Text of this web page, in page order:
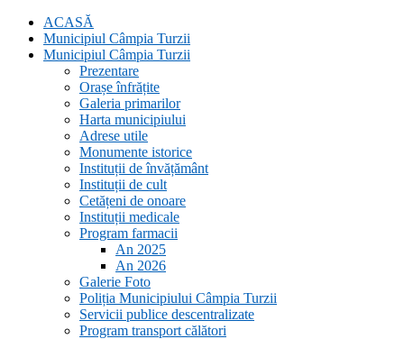
ACASĂ
Municipiul Câmpia Turzii
Municipiul Câmpia Turzii
Prezentare
Orașe înfrățite
Galeria primarilor
Harta municipiului
Adrese utile
Monumente istorice
Instituții de învățământ
Instituții de cult
Cetățeni de onoare
Instituții medicale
Program farmacii
An 2025
An 2026
Galerie Foto
Poliția Municipiului Câmpia Turzii
Servicii publice descentralizate
Program transport călători